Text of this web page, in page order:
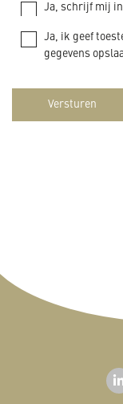
Ja, schrijf mij in
Ja, ik geef
gegevens
Versturen